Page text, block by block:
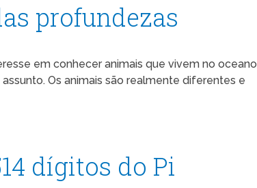
profundezas
em conhecer animais que vivem no oceano
Os animais são realmente diferentes e
dígitos do Pi